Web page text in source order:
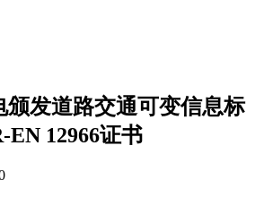
颁发道路交通可变信息标
EN 12966证书